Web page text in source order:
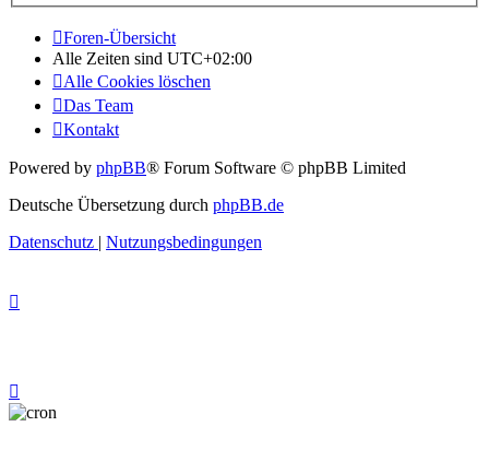
Foren-Übersicht
Alle Zeiten sind UTC+02:00
Alle Cookies löschen
Das Team
Kontakt
Powered by phpBB® Forum Software © phpBB Limited
Deutsche Übersetzung durch phpBB.de
Datenschutz | Nutzungsbedingungen